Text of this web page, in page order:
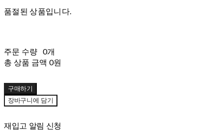
품절된 상품입니다.
주문 수량 0개
총 상품 금액 0원
구매하기
장바구니에 담기
재입고 알림 신청